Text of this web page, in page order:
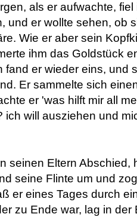
als er aufwachte, fiel
und er wollte sehen, ob
Wie er aber sein
ihm das Goldstück
fand er wieder eins, und
Er sammelte sich
er 'was hilft mir all
ich will ausziehen und
seinen Eltern Abschied,
seine Flinte um und
er eines Tages durch
zu Ende war, lag in der